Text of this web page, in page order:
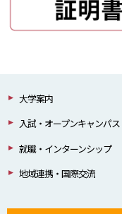
大学案内
入試・オープンキャンパス
就職・インターンシップ
地域連携・国際交流